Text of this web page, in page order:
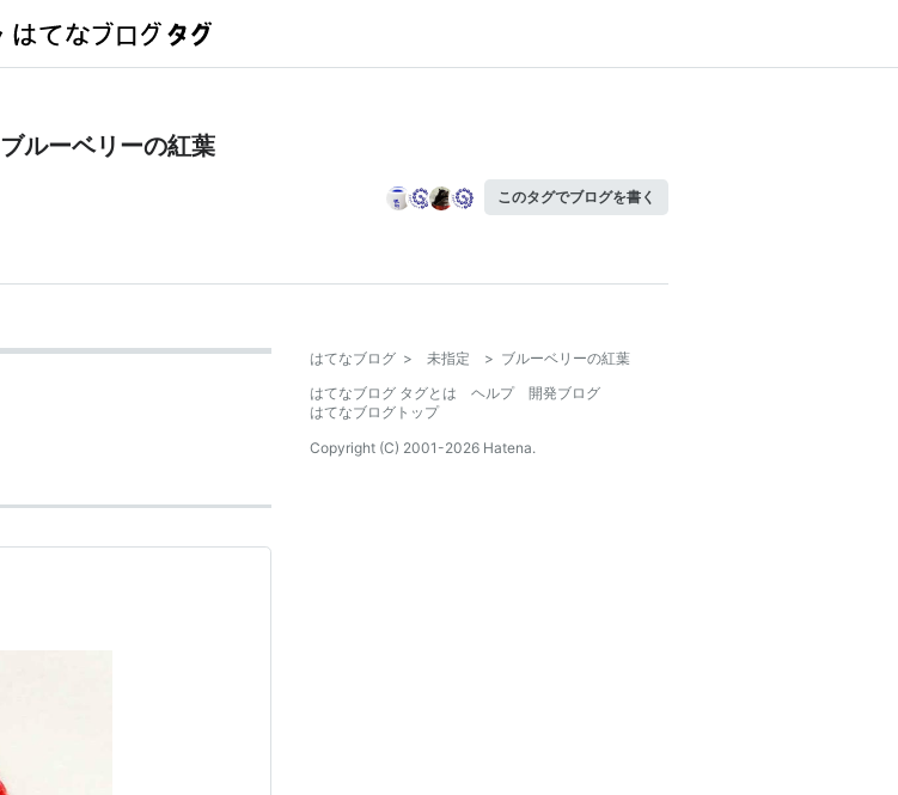
ブルーベリーの紅葉
このタグでブログを書く
はてなブログ > 未指定 > ブルーベリーの紅葉
はてなブログ タグとは
ヘルプ
開発ブログ
はてなブログトップ
Copyright (C) 2001-2026 Hatena.